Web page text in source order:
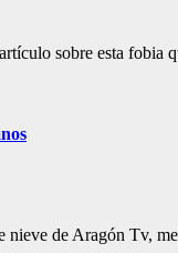
sobre esta fobia
de Aragón Tv,